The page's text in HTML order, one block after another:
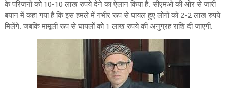
के परिजनों को 10-10 लाख रुपये देने का ऐलान किया है. सीएमओ की ओर से जारी
बयान में कहा गया है कि इस हमले में गंभीर रूप से घायल हुए लोगों को 2-2 लाख रुपये
मिलेंगे. जबकि मामूली रूप से घायलों को 1 लाख रुपये की अनुग्रह राशि दी जाएगी.